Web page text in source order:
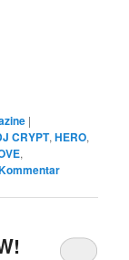
|
CRYPT,HERO,
,